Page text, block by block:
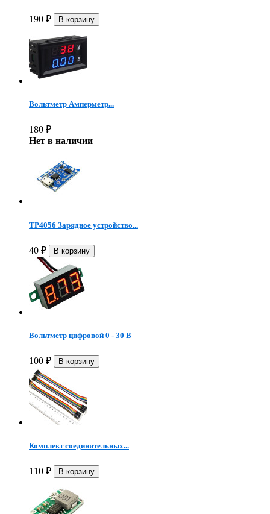
190 ₽
Вольтметр Амперметр...
180 ₽
Нет в наличии
TP4056 Зарядное устройство...
40 ₽
Вольтметр цифровой 0 - 30 В
100 ₽
Комплект соединительных...
110 ₽